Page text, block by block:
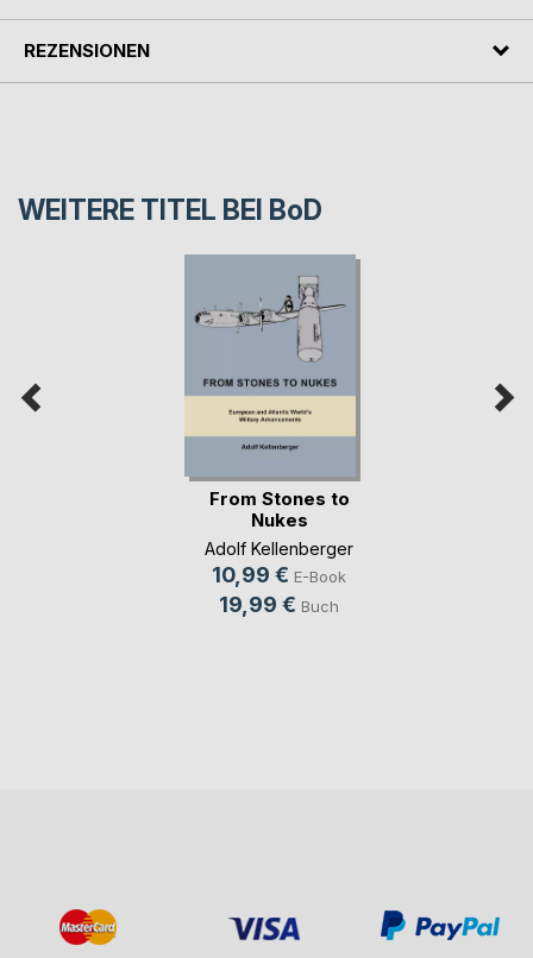
REZENSIONEN
WEITERE TITEL BEI BoD
From Stones to
Nukes
Adolf Kellenberger
10,99 € E-Book
19,99 € Buch